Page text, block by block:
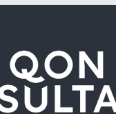
Alexander Badreddine
+46 70–770 54 71